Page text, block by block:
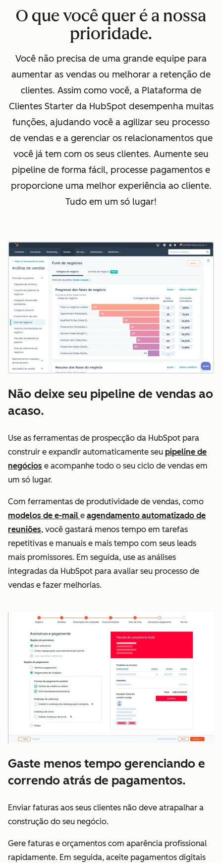
O que você quer é a nossa
prioridade.
Você não precisa de uma grande equipe para
aumentar as vendas ou melhorar a retenção de
clientes. Assim como você, a Plataforma de
Clientes Starter da HubSpot desempenha muitas
funções, ajudando você a agilizar seu processo
de vendas e a gerenciar os relacionamentos que
você já tem com os seus clientes. Aumente seu
pipeline de forma fácil, processe pagamentos e
proporcione uma melhor experiência ao cliente.
Tudo em um só lugar!
Não deixe seu pipeline de vendas ao
acaso.
Use as ferramentas de prospecção da HubSpot para
construir e expandir automaticamente seu pipeline de
negócios e acompanhe todo o seu ciclo de vendas em
um só lugar.
Com ferramentas de produtividade de vendas, como
modelos de e-mail e agendamento automatizado de
reuniões, você gastará menos tempo em tarefas
repetitivas e manuais e mais tempo com seus leads
mais promissores. Em seguida, use as análises
integradas da HubSpot para avaliar seu processo de
vendas e fazer melhorias.
Gaste menos tempo gerenciando e
correndo atrás de pagamentos.
Enviar faturas aos seus clientes não deve atrapalhar a
construção do seu negócio.
Gere faturas e orçamentos com aparência profissional
rapidamente. Em seguida, aceite pagamentos digitais